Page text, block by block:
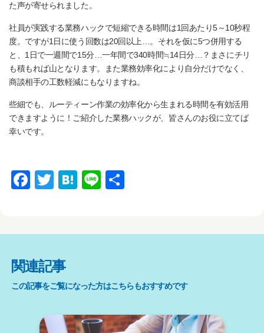
た声が寄せられました。
社員が実践する業務ハックで短縮できる時間は1回あたり5～10秒程
度。ですが1日に使う回数は20回以上…。それを仮に5つ併用する
と、1日で一週間で15分…一年間で340時間≒14日分…？まさにチリ
も積もれば山となります。また業務効率化により自分だけでなく、
商談相手の工数軽減にもなりますね。
些細でも、ルーティーン作業の効率化から生まれる時間を有効活用
できますように！ご紹介した業務ハックが、皆さんのお役に立てば
幸いです。
F
e
b
o
o
T
er
H
n
Li
関連記事
この記事をご覧になった方はこちらもおすすめです